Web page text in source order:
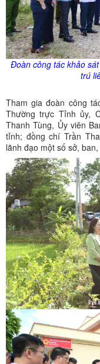
Đoàn công tác khảo
trú
Tham gia đoàn công
Thường trực Tỉnh ủy,
Thanh Tùng, Ủy viên
tỉnh; đồng chí Trần
lãnh đạo một số sở,